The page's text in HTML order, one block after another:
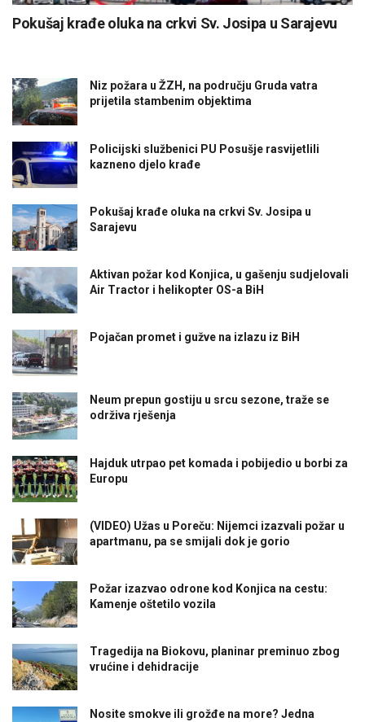
Pokušaj krađe oluka na crkvi Sv. Josipa u Sarajevu
Niz požara u ŽZH, na području Gruda vatra
prijetila stambenim objektima
Policijski službenici PU Posušje rasvijetlili
kazneno djelo krađe
Pokušaj krađe oluka na crkvi Sv. Josipa u
Sarajevu
Aktivan požar kod Konjica, u gašenju sudjelovali
Air Tractor i helikopter OS-a BiH
Pojačan promet i gužve na izlazu iz BiH
Neum prepun gostiju u srcu sezone, traže se
održiva rješenja
Hajduk utrpao pet komada i pobijedio u borbi za
Europu
(VIDEO) Užas u Poreču: Nijemci izazvali požar u
apartmanu, pa se smijali dok je gorio
Požar izazvao odrone kod Konjica na cestu:
Kamenje oštetilo vozila
Tragedija na Biokovu, planinar preminuo zbog
vrućine i dehidracije
Nosite smokve ili grožđe na more? Jedna